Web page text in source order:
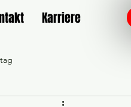
Karriere